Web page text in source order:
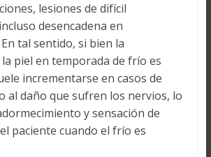
lesiones de difícil
desencadena en
tal sentido, si bien la
piel en temporada de frío es
incrementarse en casos de
al daño que sufren los nervios, lo
y sensación de
paciente cuando el frío es